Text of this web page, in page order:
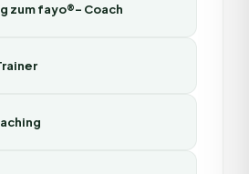
zum fayo®– Coach